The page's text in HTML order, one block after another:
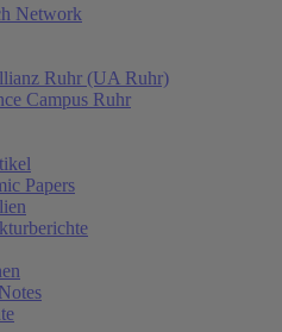
Network
Ruhr (UA Ruhr)
Campus Ruhr
Papers